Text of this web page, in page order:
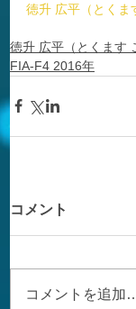
徳升 広平（とくま
徳升 広平（とくます
FIA-F4 2016年
コメント
コメントを追加